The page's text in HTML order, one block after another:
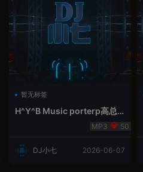
暂无标签
H^Y^B Music porterp高总
聆听 全英文Vina Lak House50
DJ小七 2026-06-07